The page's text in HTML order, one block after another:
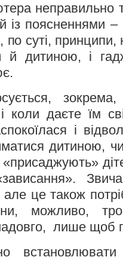
неправильно
із поясненнями
по суті,
й дитиною, і
коли даєте їм
і
дитиною,
це також
можливо,
лише